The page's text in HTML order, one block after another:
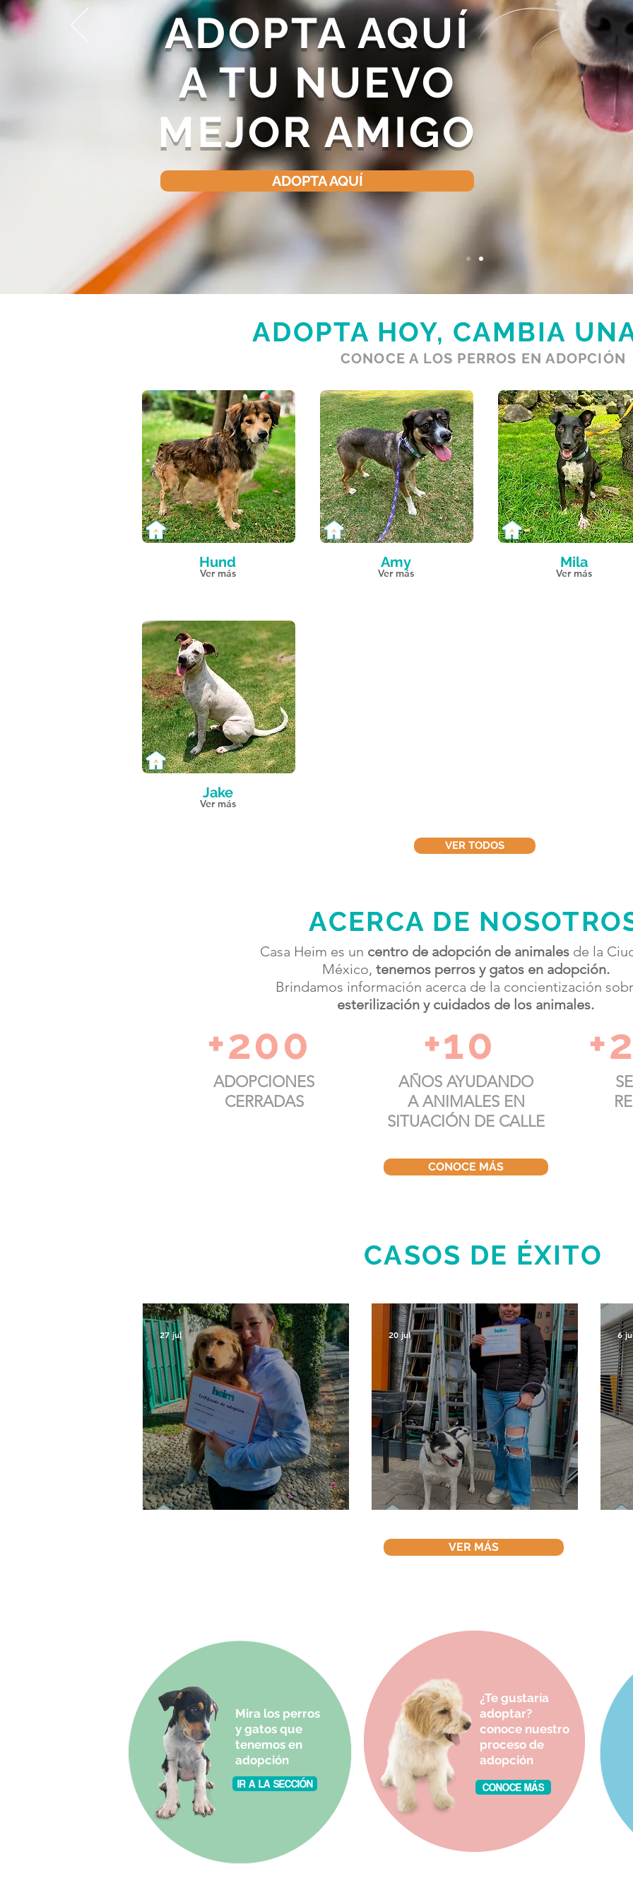
ADOPTA AQUÍ
A TU NUEVO
MEJOR AMIGO
ADOPTA AQUÍ
ADOPTA HOY, CAMBIA
CONOCE A LOS PERROS EN ADOPCIÓN
Hund
Ver más
Amy
Ver más
Mila
Ver más
Jake
Ver más
VER TODOS
ACERCA DE
Casa Heim es un centro de adopción de animalesde la
México, tenemos perros y gatos en adopción.
Brindamos información acerca de la concientización
esterilización y cuidados de los animales.
+200
ADOPCIONES
CERRADAS
+10
AÑOS AYUDANDO
A ANIMALES EN
SITUACIÓN DE CALLE
CONOCE MÁS
CASOS DE ÉXITO
27 jul 20 jul 6
VER MÁS
¿Te gustaría
adoptar?
conoce nuestro
proceso de
adopción
CONOCE MÁS
Mira los perros
y gatos que
tenemos en
adopción
IR A LA SECCIÓN